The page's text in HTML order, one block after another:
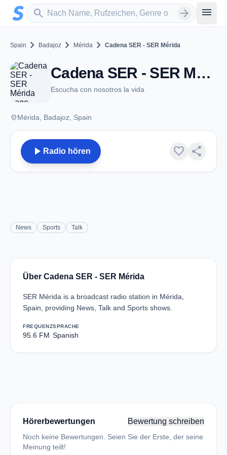
Zum Hauptinhalt springen
search
Sender suchen arrow_forward menu
Spain chevron_right Badajoz chevron_right Mérida chevron_right Cadena SER - SER Mérida
Cadena SER - SER Mérida - FM 95.6 - Mérida
Escucha con nosotros la vida
placeMérida, Badajoz, Spain
play_arrow Radio hören favorite share
News Sports Talk
Über Cadena SER - SER Mérida
SER Mérida is a broadcast radio station in Mérida,
Spain, providing News, Talk and Sports shows.
FREQUENZ
95.6 FM
SPRACHE
Spanish
Hörerbewertungen Bewertung schreiben
Noch keine Bewertungen. Seien Sie der Erste, der seine
Meinung teilt!